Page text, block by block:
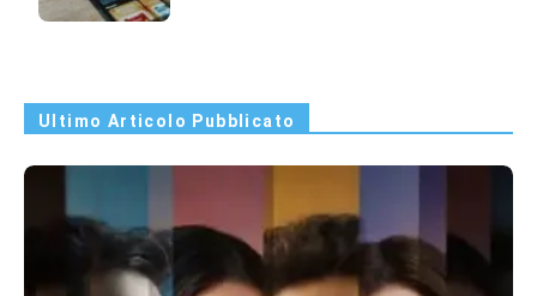
Ultimo Articolo Pubblicato